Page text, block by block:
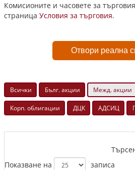
Комисионите и часовете за
страница Условия за търговия.
Отвори реална
Всички Бълг. акции Межд. акции
Корп. облигации ДЦК АДСИЦ
Показване на
записа